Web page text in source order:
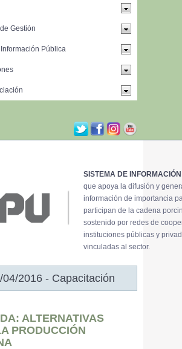
SISTEMA DE
que apoya la difusión y
información de importancia
participan de la cadena
sostenido por redes de
instituciones públicas y
vinculadas al sector.
04/2016 - Capacitación
ALTERNATIVAS
PRODUCCIÓN